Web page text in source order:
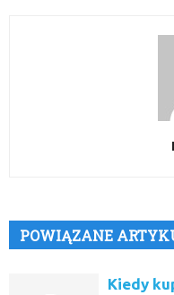
POWIĄZANE
Kiedy